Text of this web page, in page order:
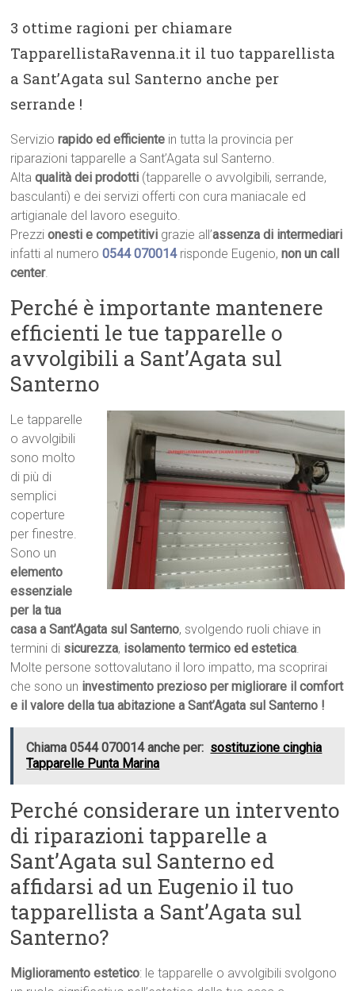
3 ottime ragioni per chiamare
TapparellistaRavenna.it il tuo tapparellista
a Sant’Agata sul Santerno anche per
serrande !
Serviziorapido ed efficiente in tutta la provincia per
riparazioni tapparelle a Sant’Agata sul Santerno.
Altaqualità dei prodotti (tapparelle o avvolgibili, serrande,
basculanti) e dei servizi offerti con cura maniacale ed
artigianale del lavoro eseguito.
Prezzionesti e competitivi grazie all’assenza di intermediari
infatti al numero0544 070014 risponde Eugenio,non un call
center.
Perché è importante mantenere
efficienti le tue tapparelle o
avvolgibili a Sant’Agata sul
Santerno
Le tapparelle
o avvolgibili
sono molto
di più di
semplici
coperture
per finestre.
Sono un
elemento
essenziale
per la tua
casa a Sant’Agata sul Santerno, svolgendo ruoli chiave in
termini di sicurezza, isolamento termico ed estetica.
Molte persone sottovalutano il loro impatto, ma scoprirai
che sono un investimento prezioso per migliorare il comfort
e il valore della tua abitazione a Sant’Agata sul Santerno !
Chiama 0544 070014 anche per: sostituzione cinghia
Tapparelle Punta Marina
Perché considerare un intervento
di riparazioni tapparelle a
Sant’Agata sul Santerno ed
affidarsi ad un Eugenio il tuo
tapparellista a Sant’Agata sul
Santerno?
Miglioramento estetico: le tapparelle o avvolgibili svolgono